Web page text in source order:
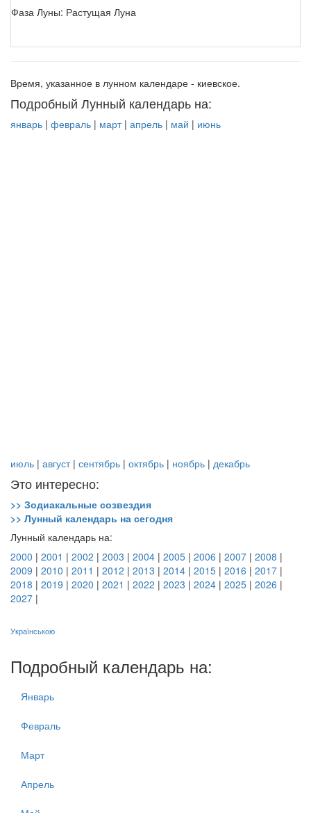
Фаза Луны: Растущая Луна
Время, указанное в лунном календаре - киевское.
Подробный Лунный календарь на:
январь | февраль | март| апрель | май | июнь
июль | август| сентябрь | октябрь | ноябрь | декабрь
Это интересно:
>> Зодиакальные созвездия
>> Лунный календарь на сегодня
Лунный календарь на:
2000 | 2001 | 2002 | 2003 | 2004 | 2005 | 2006 | 2007 | 2008 |
2009 | 2010 | 2011 | 2012 | 2013 | 2014 | 2015 | 2016 | 2017 |
2018 | 2019 | 2020 | 2021 | 2022 | 2023 | 2024 | 2025 | 2026 |
2027 |
Українською
Подробный календарь на:
Январь
Февраль
Март
Апрель